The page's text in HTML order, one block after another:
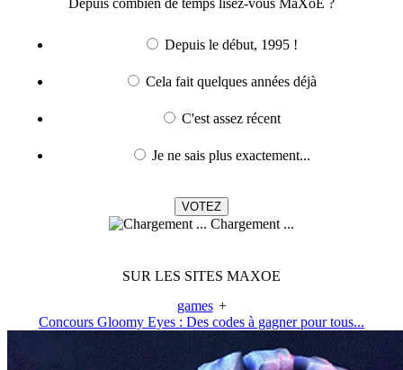
Depuis le début, 1995 !
Cela fait quelques années déjà
C'est assez récent
Je ne sais plus exactement...
Chargement ...
SUR LES SITES MAXOE
games +
Concours Gloomy Eyes : Des codes à gagner pour tous...